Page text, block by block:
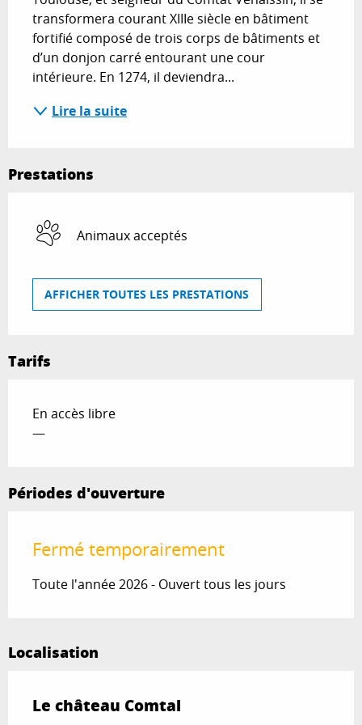
transformera courant XIIIe siècle en bâtiment
fortifié composé de trois corps de bâtiments et
d’un donjon carré entourant une cour
intérieure. En 1274, il deviendra...
Lire la suite
Prestations
Animaux acceptés
AFFICHER TOUTES LES PRESTATIONS
Tarifs
En accès libre
—
Périodes d'ouverture
Fermé temporairement
Toute l'année 2026 - Ouvert tous les jours
Localisation
Le château Comtal